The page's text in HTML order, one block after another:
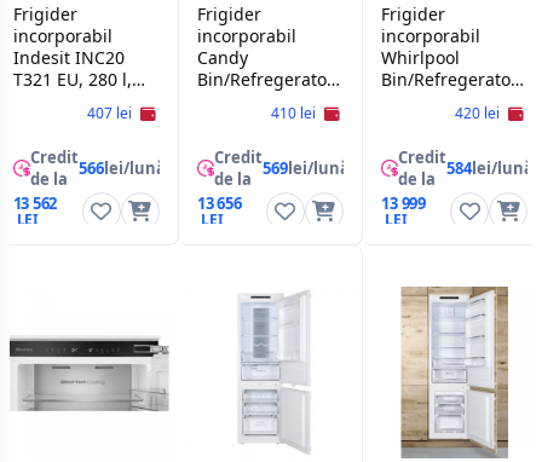
Frigider
incorporabil
Indesit INC20
T321 EU, 280 l,
Congelare
Alb
407 lei
Credit
de la 566lei/lună
13 562
Frigider
incorporabil
Candy
Bin/Refregerator
CNBQT5518E
410 lei
Credit
de la 569lei/lună
13 656
Frigider
incorporabil
Whirlpool
Bin/Refregerator
WHSD18A013C1
420 lei
Credit
de la 584lei/lună
13 999